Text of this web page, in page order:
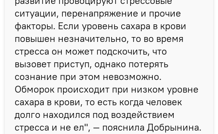
ситуации, перенапряжение и прочие
факторы. Если уровень сахара в крови
повышен незначительно, то во время
стресса он может подскочить, что
вызовет приступ, однако потерять
сознание при этом невозможно.
Обморок происходит при низком уровне
сахара в крови, то есть когда человек
долго находился под воздействием
стресса и не ел", — пояснила Добрынина.